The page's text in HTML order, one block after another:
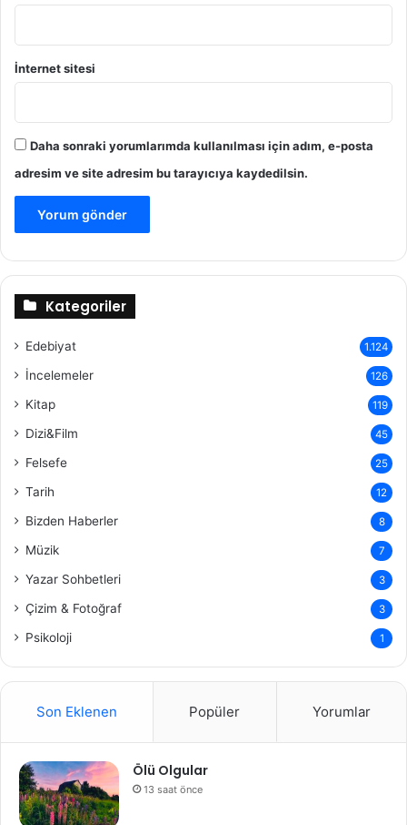
İnternet sitesi
Daha sonraki yorumlarımda kullanılması için adım, e-posta
adresim ve site adresim bu tarayıcıya kaydedilsin.
Kategoriler
Edebiyat 1.124
İncelemeler 126
Kitap 119
Dizi&Film 45
Felsefe 25
Tarih 12
Bizden Haberler 8
Müzik 7
Yazar Sohbetleri 3
Çizim & Fotoğraf 3
Psikoloji 1
Son Eklenen Popüler Yorumlar
Ölü Olgular
13 saat önce